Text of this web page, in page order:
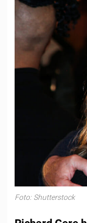
Foto: Shutterstock